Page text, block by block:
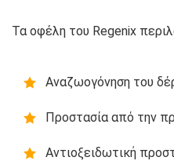
Τα οφέλη του Regenix
Αναζωογόνηση του
Προστασία από την
Αντιοξειδωτική